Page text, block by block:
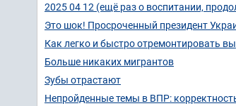
2025 04 12 (ещё раз о воспитании,
Это шок! Просроченный президент
Как легко и быстро отремонтировать
Больше никаких мигрантов
Зубы отрастают
Непройденные темы в ВПР: